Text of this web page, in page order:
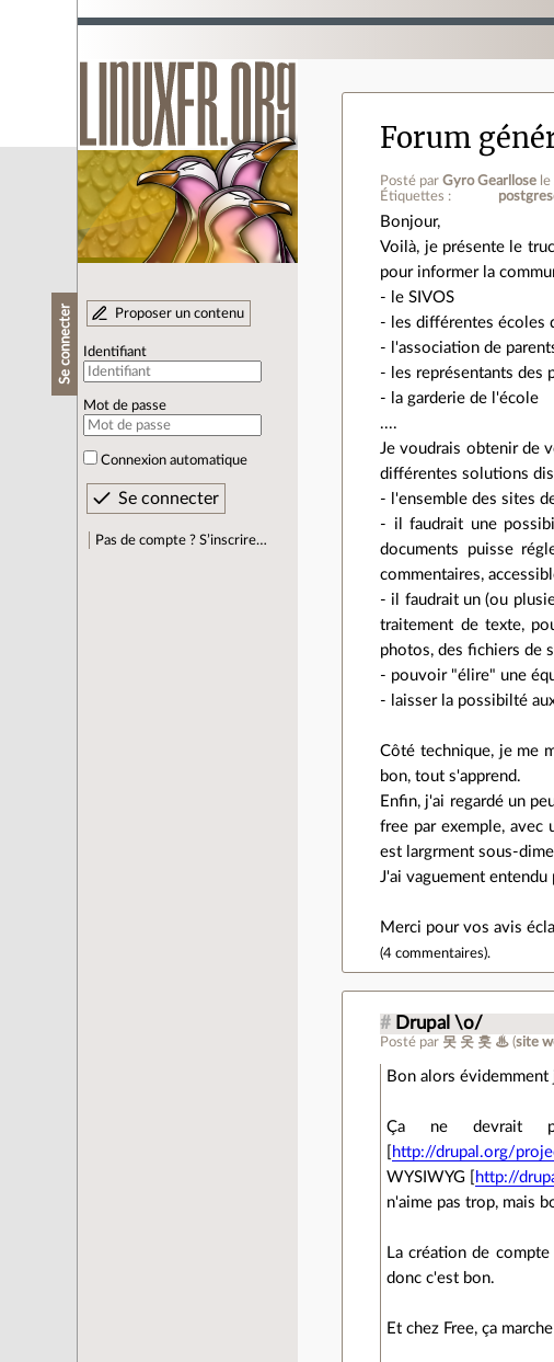
Se connecter Proposer un contenu
Identifiant
Mot de passe
Connexion automatique
Pas de compte ? S’inscrire…
Forum
Posté parGyro Gearllose
Étiquettes :
Bonjour,
Voilà, je présente le
pour informer la
- le SIVOS
- les différentes écoles
- l'association de
- les représentants des
- la garderie de l'école
....
Je voudrais obtenir de
différentes solutions
- l'ensemble des sites
- il faudrait une
documents puisse
commentaires,
- il faudrait un (ou
traitement de texte,
photos, des fichiers de
- pouvoir "élire" une
- laisser la possibilté
Côté technique, je me
bon, tout s'apprend.
Enfin, j'ai regardé un
free par exemple, avec
est largrment sous-
J'ai vaguement
Merci pour vos avis
(4 commentaires).
# Drupal \o/
Posté par 못 옷 홋 ♨ (site
Bon alors
Ça ne devrait
http://drupal.org/
WYSIWYG [
http://
n'aime pas trop, mais
La création de
donc c'est bon.
Et chez Free, ça